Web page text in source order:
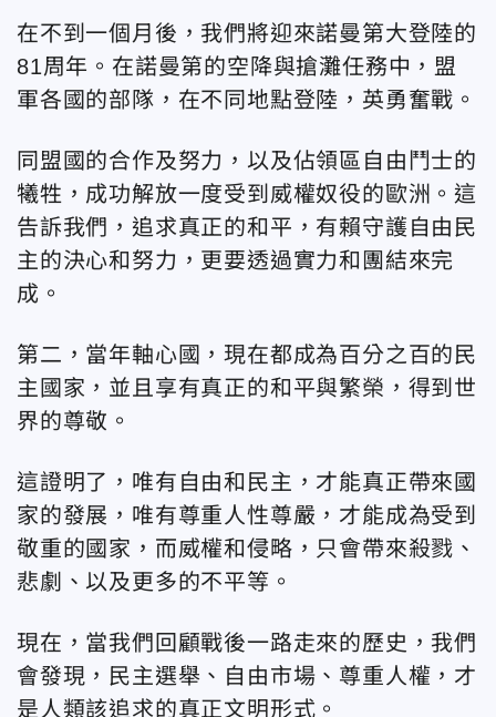
在不到一個月後，我們將迎來諾曼第大登陸的
81周年。在諾曼第的空降與搶灘任務中，盟
軍各國的部隊，在不同地點登陸，英勇奮戰。
同盟國的合作及努力，以及佔領區自由鬥士的
犧牲，成功解放一度受到威權奴役的歐洲。這
告訴我們，追求真正的和平，有賴守護自由民
主的決心和努力，更要透過實力和團結來完
成。
第二，當年軸心國，現在都成為百分之百的民
主國家，並且享有真正的和平與繁榮，得到世
界的尊敬。
這證明了，唯有自由和民主，才能真正帶來國
家的發展，唯有尊重人性尊嚴，才能成為受到
敬重的國家，而威權和侵略，只會帶來殺戮、
悲劇、以及更多的不平等。
現在，當我們回顧戰後一路走來的歷史，我們
會發現，民主選舉、自由市場、尊重人權，才
是人類該追求的真正文明形式。